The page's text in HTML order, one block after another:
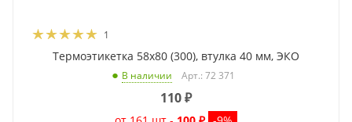
1
Термоэтикетка 58x80 (300), втулка 40 мм, ЭКО
В наличии Арт.: 72 371
110₽